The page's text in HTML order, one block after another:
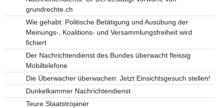
grundrechte.ch
Wie gehabt: Politische Betätigung und Ausübung der
Meinungs-, Koalitions- und Versammlungsfreiheit wird
fichiert
Der Nachrichtendienst des Bundes überwacht fleissig
Mobiltelefone
Die Überwacher überwachen: Jetzt Einsichtsgesuch stellen!
Dunkelkammer Nachrichtendienst
Teure Staatstrojaner